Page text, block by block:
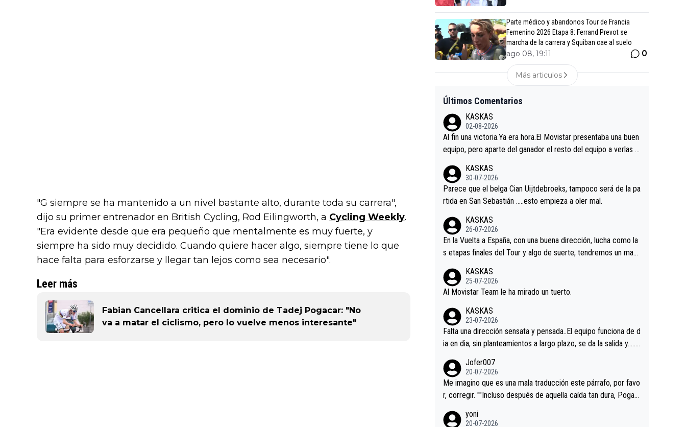
"G siempre se ha mantenido a un nivel bastante alto, durante toda su carrera",
dijo su primer entrenador en British Cycling, Rod Eilingworth, a Cycling Weekly.
"Era evidente desde que era pequeño que mentalmente es muy fuerte, y
siempre ha sido muy decidido. Cuando quiere hacer algo, siempre tiene lo que
hace falta para esforzarse y llegar tan lejos como sea necesario".
Leer más
Fabian Cancellara critica el dominio de Tadej Pogacar: "No
va a matar el ciclismo, pero lo vuelve menos interesante"
Parte médico y abandonos Tour de Francia
Femenino 2026 Etapa 8: Ferrand Prevot se
marcha de la carrera y Squiban cae al suelo
ago 08, 19:11 0
Más articulos
Últimos Comentarios
KASKAS
02-08-2026
Al fin una victoria.Ya era hora.El Movistar presentaba una buen
equipo, pero aparte del ganador el resto del equipo a verlas v
es.La única buena noticia es la mejoría de Enric Más en San S
ebastian.Si en la Vuelta a Burgos sigue la mejoría, podríamos t
ener alguna sorpresa en la Vuelta.Ojalá.
KASKAS
30-07-2026
Parece que el belga Cian Uijtdebroeks, tampoco será de la pa
rtida en San Sebastián …..esto empieza a oler mal.
KASKAS
26-07-2026
En la Vuelta a España, con una buena dirección, lucha como la
s etapas finales del Tour y algo de suerte, tendremos un magn
KASKAS
25-07-2026
Al Movistar Team le ha mirado un tuerto.
KASKAS
23-07-2026
Falta una dirección sensata y pensada..El equipo funciona de d
ia en dia, sin planteamientos a largo plazo, se da la salida y…..v
a, Minguez, Velez etc etc.Me da pena vivir estos momentos t
an tristes sin victorias.
Jofer007
20-07-2026
Me imagino que es una mala traducción este párrafo, por favo
r, corregir. ""Incluso después de aquella caída tan dura, Pogac
rd permaneció pegado a su rueda. Parecía increíble la forma
yoni
20-07-2026